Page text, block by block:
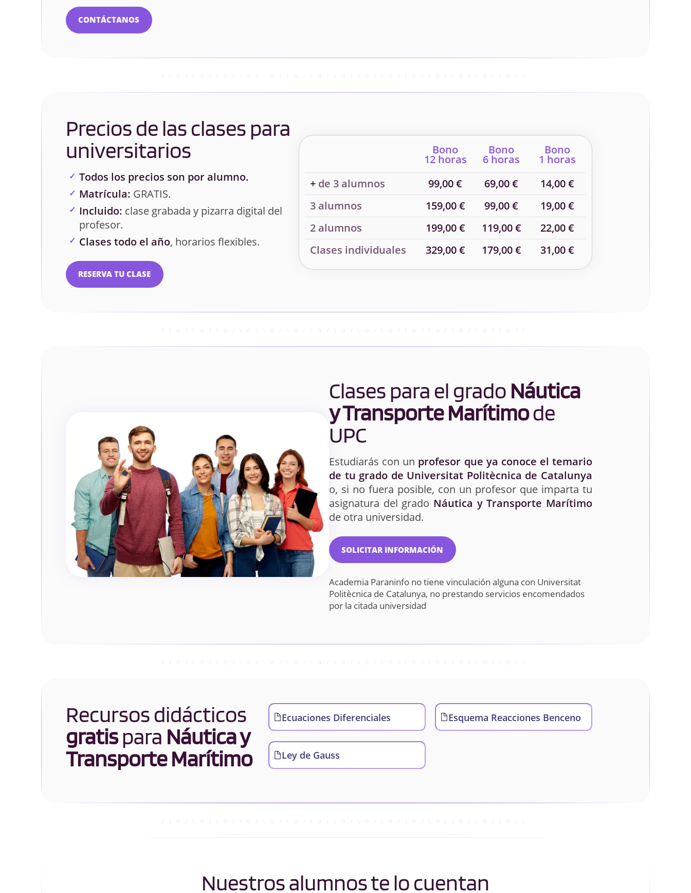
CONTÁCTANOS
Precios de las clases para
universitarios
Todos los precios son por alumno.
Matrícula: GRATIS.
Incluido: clase grabada y pizarra digital del
profesor.
Clases todo el año, horarios flexibles.
RESERVA TU CLASE
Bono
12 horas
Bono
6 horas
Bono
1 horas
+de 3 alumnos 99,00 € 69,00 €
14,00 €
3 alumnos
159,00 € 99,00 €
19,00 €
2 alumnos
199,00 € 119,00 €
22,00 €
Clases individuales
329,00 € 179,00 € 31,00 €
Clases para el grado Náutica
y Transporte Marítimode
UPC
Estudiarás con un profesor que ya conoce el temario
de tu grado de Universitat Politècnica de Catalunya
o, si no fuera posible, con un profesor que imparta tu
asignatura del grado Náutica y Transporte Marítimo
de otra universidad.
SOLICITAR INFORMACIÓN
Academia Paraninfo no tiene vinculación alguna con Universitat
Politècnica de Catalunya, no prestando servicios encomendados
por la citada universidad
Recursos didácticos
gratispara Náutica y
Transporte Marítimo
Ecuaciones Diferenciales Esquema Reacciones Benceno
Ley de Gauss
Nuestros alumnos te lo cuentan